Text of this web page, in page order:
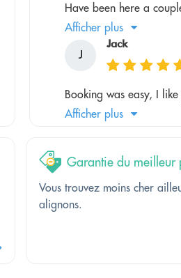
Have been here a
Afficher plus
J
Jack
Booking was easy, I
Afficher plus
Garantie du meilleur
Vous trouvez moins cher
alignons.